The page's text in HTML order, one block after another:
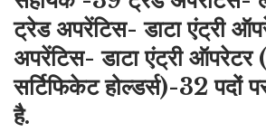
ट्रेड अपरेंटिस- डाटा एंट्री
अपरेंटिस- डाटा एंट्री ऑपरेटर
सर्टिफिकेट होल्डर्स)-32 पदों
है.